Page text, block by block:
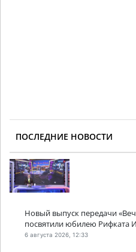
ПОСЛЕДНИЕ НОВОСТИ
Новый выпуск передачи
посвятили юбилею Рифката
6 августа 2026, 12:33